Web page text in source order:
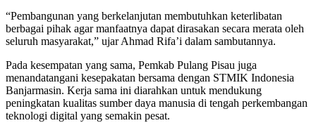
“Pembangunan yang berkelanjutan membutuhkan keterlibatan
berbagai pihak agar manfaatnya dapat dirasakan secara merata oleh
seluruh masyarakat,” ujar Ahmad Rifa’i dalam sambutannya.
Pada kesempatan yang sama, Pemkab Pulang Pisau juga
menandatangani kesepakatan bersama dengan STMIK Indonesia
Banjarmasin. Kerja sama ini diarahkan untuk mendukung
peningkatan kualitas sumber daya manusia di tengah perkembangan
teknologi digital yang semakin pesat.